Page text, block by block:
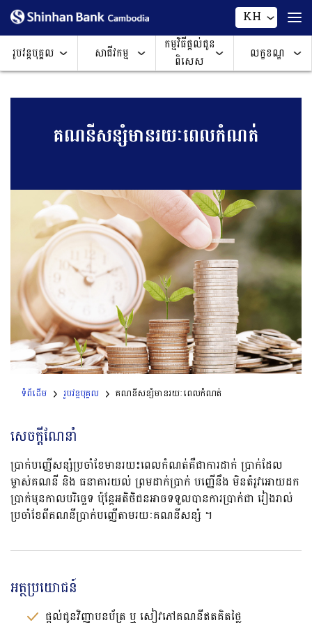
KH
រូបវន្តបុគ្គល សាជីវកម្ម
កម្មវិធីផ្តល់ជូន
ពិសេស
លក្ខខណ្ឌ
គណនីសន្សំមានរយៈពេលកំណត់
ទំព័ដើម រូបវន្តបុគ្គល គណនីសន្សំមានរយៈពេលកំណត់
សេចក្តីណែនាំ
ប្រាក់បញ្ញើសន្សំប្រចាំខែមានរយះពេលកំណត់គឺជាការដាក់ ប្រាក់ដែល
ម្ចាស់គណនី និង ធនាគារយល់ ព្រមដាក់ប្រាក់ បញ្ញើនឹង មិនតំរូវអោយដក
ប្រាក់មុនកាលបរិច្ឆេទ ប៉ុន្តែអតិថិជនអាចទទួលបានការប្រាក់ជា រៀងរាល់
ប្រចាំខែពីគណនីប្រាក់បញ្ញើតាមរយៈគណនីសន្សំ​ ។
អត្ថប្រយោជន៍
ផ្តល់ជូនវិញ្ញាបនប័ត្រ ឬ សៀវភៅគណនីឥតគិតថ្លៃ